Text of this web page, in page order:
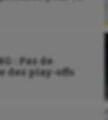
: Pas de
des play-offs